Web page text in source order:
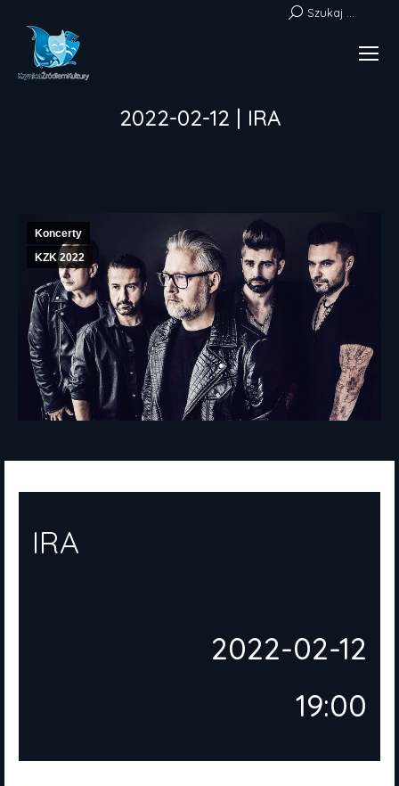
Szukaj:Szukaj ...
2022-02-12 | IRA
Koncerty
KZK 2022
IRA
2022-02-12
19:00